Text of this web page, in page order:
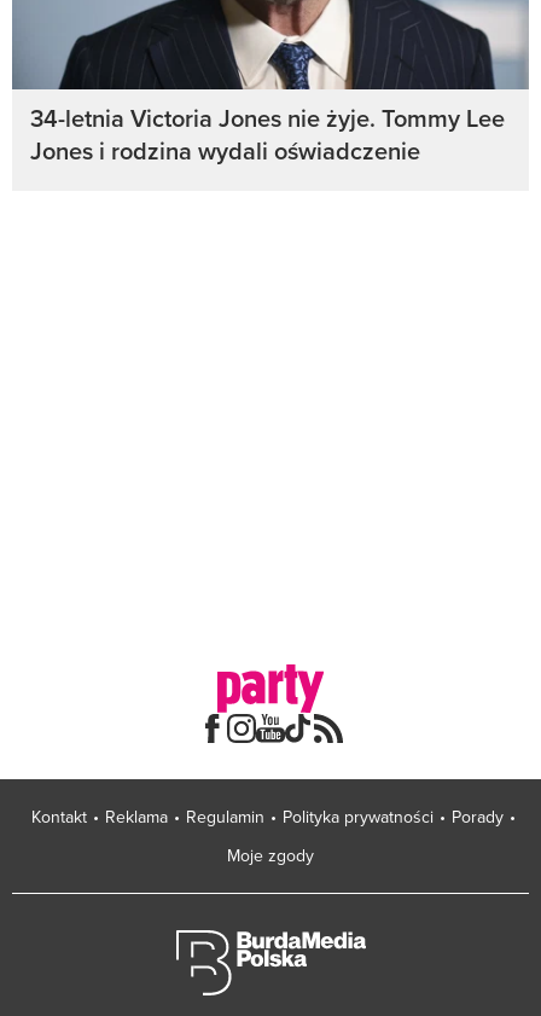
34-letnia Victoria Jones nie żyje. Tommy Lee
Jones i rodzina wydali oświadczenie
Kontakt Reklama Regulamin Polityka prywatności
Porady
Moje zgody